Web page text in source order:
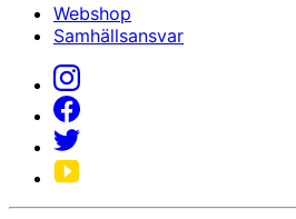
Webshop
Samhällsansvar